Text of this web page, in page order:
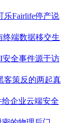
Fairlife停产说
终端数据移交生
全事件源于访
客策反的两起真
给企业云端安全